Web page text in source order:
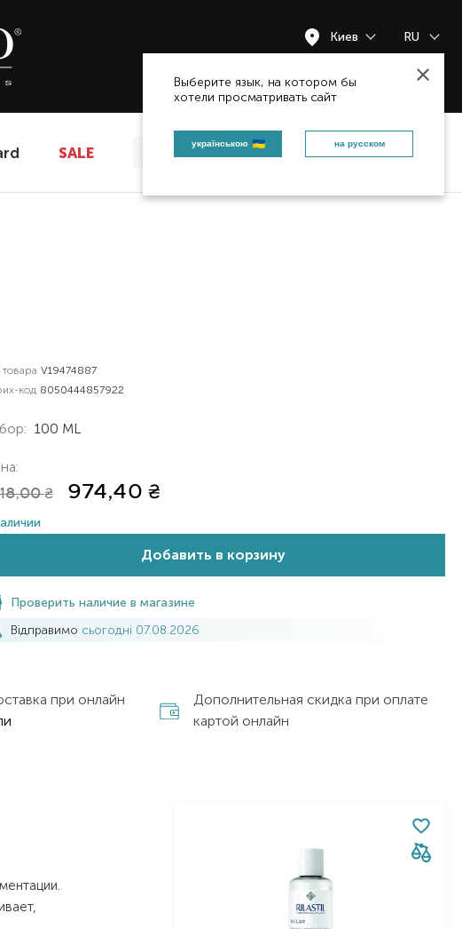
Киев RU
Выберите язык, на котором бы
хотели просматривать сайт
Закрыть
українською на русском
SALE
товара V19474887
код 8050444857922
100 ML
₴ 974,40 ₴
Добавить в корзину
Проверить наличие в магазине
Відправимо сьогодні 07.08.2026
при онлайн
Дополнительная скидка при оплате
картой онлайн